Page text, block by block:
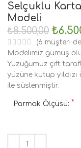
Selçuklu
Modeli
₺8.500,00 ₺
(6 müşteri
Modelimiz gümüş
Yüzüğümüz çift
yüzüne kutup
ile süslenmiştir.
Parmak Ölçüsü: *